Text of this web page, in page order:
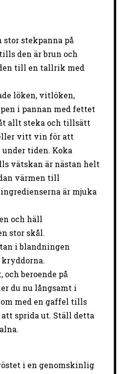
stor stekpanna på
den är brun och
till en tallrik med
löken, vitlöken,
i pannan med fettet
allt steka och tillsätt
vitt vin för att
under tiden. Koka
vätskan är nästan helt
värmen till
är mjuka
och häll
stor skål.
i blandningen
beroende på
du nu långsamt i
med en gaffel tills
sprida ut. Ställ detta
i en genomskinlig